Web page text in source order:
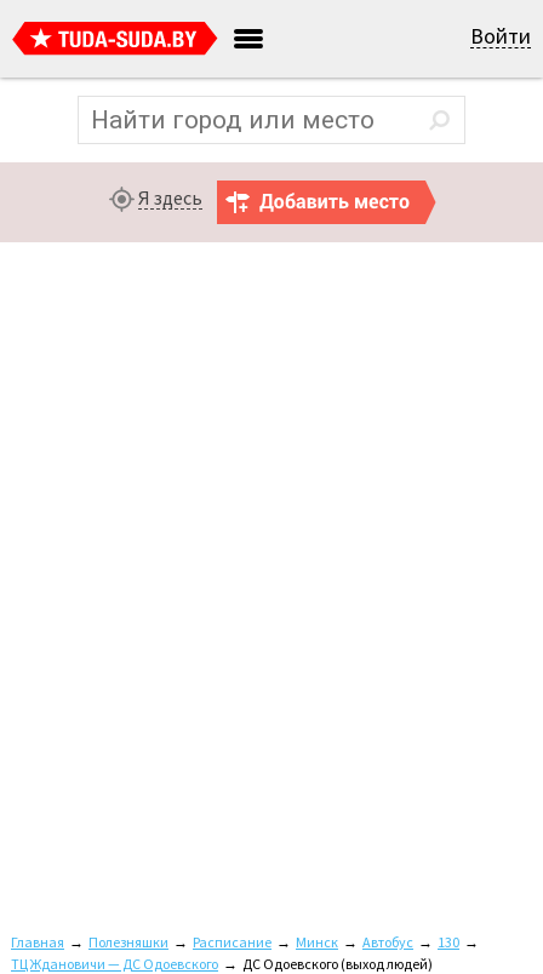
Войти
Я здесь
Главная → Полезняшки → Расписание → Минск → Автобус → 130 →
ТЦ Ждановичи — ДС Одоевского → ДС Одоевского (выход людей)